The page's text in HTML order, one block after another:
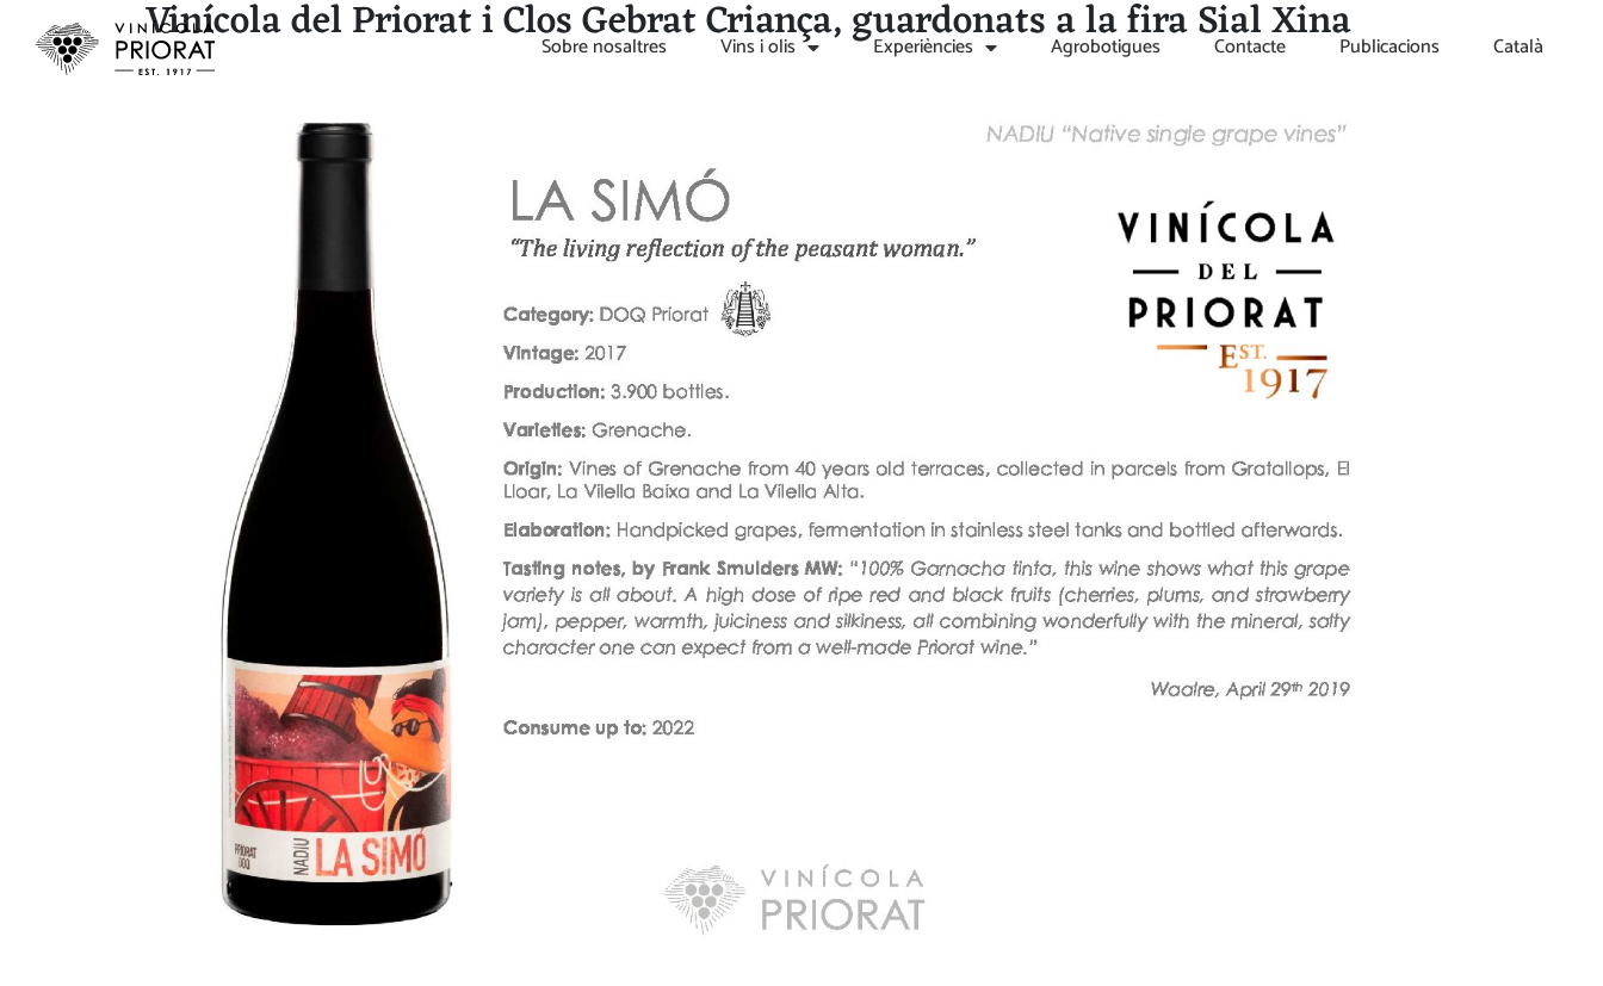
Sobre nosaltres Vins i olis Experiències Agrobotigues Contacte Publicacions Català
Vinícola del Priorat i Clos Gebrat Criança, guardonats a la fira Sial Xina